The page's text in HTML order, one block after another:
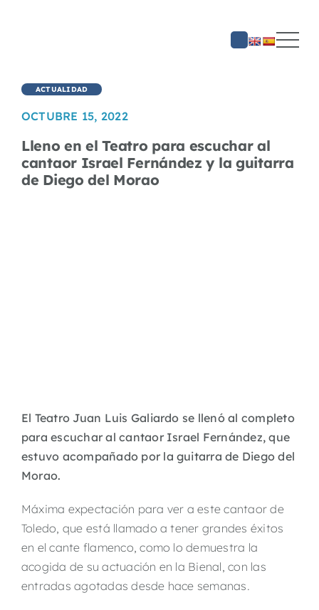
ACTUALIDAD
OCTUBRE 15, 2022
Lleno en el Teatro para escuchar al
cantaor Israel Fernández y la guitarra
de Diego del Morao
El Teatro Juan Luis Galiardo se llenó al completo
para escuchar al cantaor Israel Fernández, que
estuvo acompañado por la guitarra de Diego del
Morao.
Máxima expectación para ver a este cantaor de
Toledo, que está llamado a tener grandes éxitos
en el cante flamenco, como lo demuestra la
acogida de su actuación en la Bienal, con las
entradas agotadas desde hace semanas.